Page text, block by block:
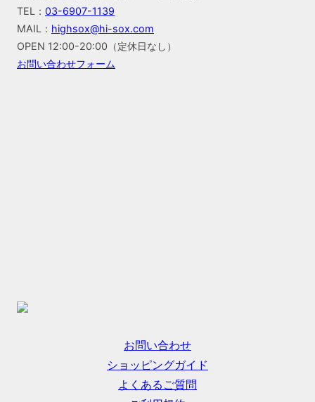
TEL： 03-6907-1139
MAIL： highsox@hi-sox.com
OPEN 12:00-20:00（定休日なし）
お問い合わせフォーム
お問い合わせ
ショッピングガイド
よくあるご質問